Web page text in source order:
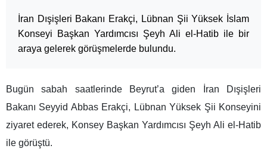
İran Dışişleri Bakanı Erakçi, Lübnan Şii Yüksek İslam
Konseyi Başkan Yardımcısı Şeyh Ali el-Hatib ile bir
araya gelerek görüşmelerde bulundu.
Bugün sabah saatlerinde Beyrut’a giden İran Dışişleri
Bakanı Seyyid Abbas Erakçi, Lübnan Yüksek Şii Konseyini
ziyaret ederek, Konsey Başkan Yardımcısı Şeyh Ali el-Hatib
ile görüştü.